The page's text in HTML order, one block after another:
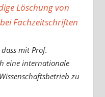
Löschung von
Fachzeitschriften
mit Prof.
eine internationale
zu